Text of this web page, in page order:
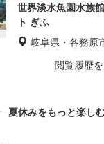
世界淡水魚園水族
ト ぎふ
岐阜県・各務原
閲覧履歴
夏休みをもっと楽し